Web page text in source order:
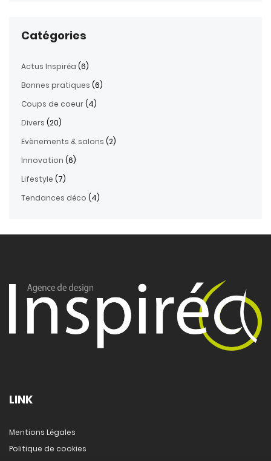
Catégories
Actus Inspiréa (6)
Bonnes pratiques (6)
Coups de coeur(4)
Divers (20)
Evènements & salons (2)
Innovation (6)
Lifestyle (7)
Tendances déco (4)
LINK
Mentions Légales
Politique de cookies